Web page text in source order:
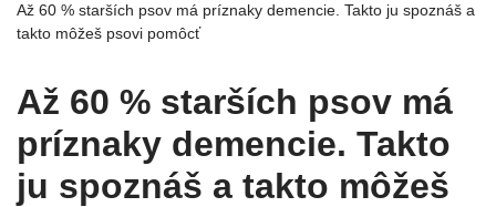
Až 60 % starších psov má príznaky demencie. Takto ju spoznáš a
takto môžeš psovi pomôcť
Až 60 % starších psov má
príznaky demencie. Takto
ju spoznáš a takto môžeš